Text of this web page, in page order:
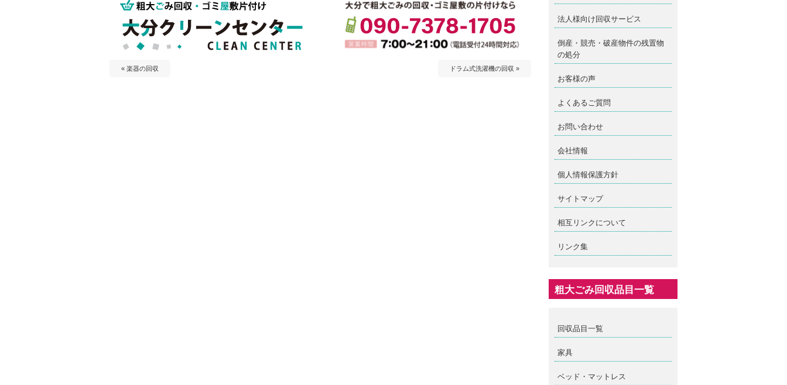
« 楽器の回収 ドラム式洗濯機の回収 »
法人様向け回収サービス
倒産・競売・破産物件の残置物
の処分
お客様の声
よくあるご質問
お問い合わせ
会社情報
個人情報保護方針
サイトマップ
相互リンクについて
リンク集
粗大ごみ回収品目一覧
回収品目一覧
家具
ベッド・マットレス